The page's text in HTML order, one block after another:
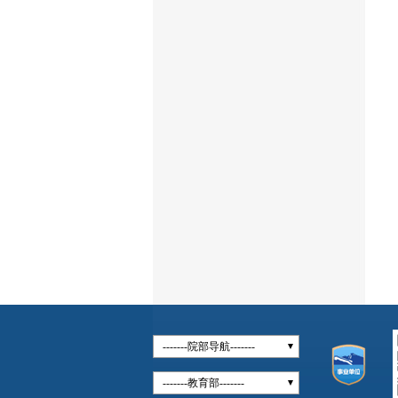
-------院部导航-------
-------教育部-------